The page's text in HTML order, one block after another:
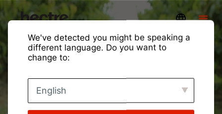
Spectre misura le ciliegie
App per la misurazione della frutta
We've detected you might be speaking a
different language. Do you want to
change to:
English